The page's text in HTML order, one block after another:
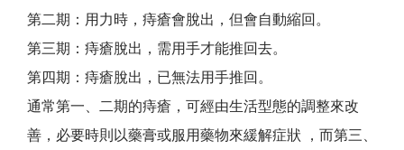
第二期：用力時，痔瘡會脫出，但會自動縮回。
第三期：痔瘡脫出，需用手才能推回去。
第四期：痔瘡脫出，已無法用手推回。
通常第一、二期的痔瘡，可經由生活型態的調整來改
善，必要時則以藥膏或服用藥物來緩解症狀 ，而第三、